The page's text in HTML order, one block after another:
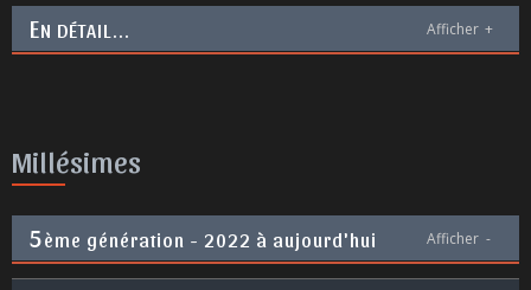
EN DÉTAIL... Afficher +
Millésimes
5ème génération - 2022 à aujourd'hui Afficher -